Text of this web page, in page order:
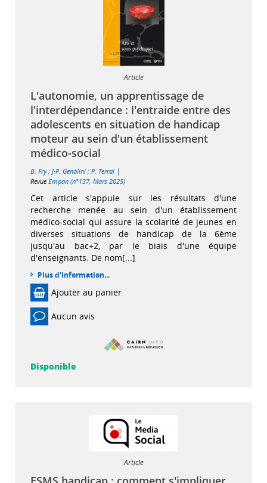
Article
L'autonomie, un apprentissage de
l'interdépendance : l'entraide entre des
adolescents en situation de handicap
moteur au sein d'un établissement
médico-social
B. Fry; J-P. Genolini ; P. Terral |
Revue Empan (n°137, Mars 2025)
Cet article s'appuie sur les résultats d'une
recherche menée au sein d'un établissement
médico-social qui assure la scolarité de jeunes en
diverses situations de handicap de la 6ème
jusqu'au bac+2, par le biais d'une équipe
d'enseignants. De nom[...]
Plus d'information...
Ajouter au panier
Aucun avis
Disponible
Article